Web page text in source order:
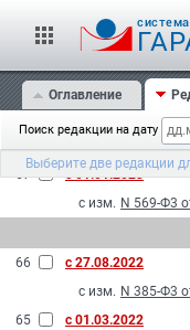
cистема
Оглавление
Поиск редакции на дату
Выберите две редакции
с 01.01.2024
N 293-Ф3
с изм. N 137-Ф3
67
с 01.01.2023
с изм. N 569-Ф3
66
с 27.08.2022
с изм. N 385-Ф3
65
с 01.03.2022